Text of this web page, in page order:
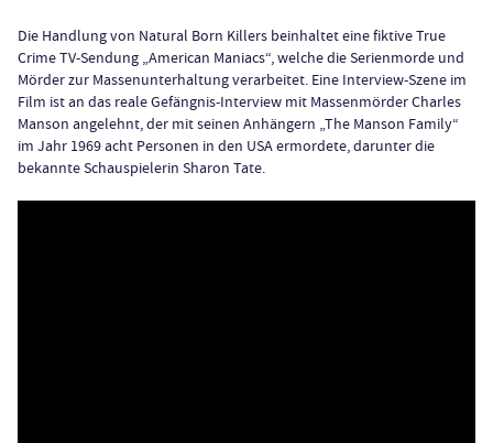
Die Handlung von Natural Born Killers beinhaltet eine fiktive True
Crime TV-Sendung „American Maniacs“, welche die Serienmorde und
Mörder zur Massenunterhaltung verarbeitet. Eine Interview-Szene im
Film ist an das reale Gefängnis-Interview mit Massenmörder Charles
Manson angelehnt, der mit seinen Anhängern „The Manson Family“
im Jahr 1969 acht Personen in den USA ermordete, darunter die
bekannte Schauspielerin Sharon Tate.